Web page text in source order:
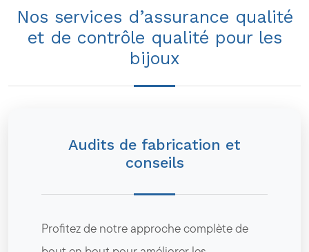
Nos services d’assurance qualité
et de contrôle qualité pour les
bijoux
Audits de fabrication et
conseils
Profitez de notre approche complète de